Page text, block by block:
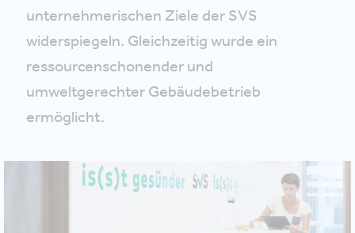
unternehmerischen Ziele der SVS
widerspiegeln. Gleichzeitig wurde ein
ressourcenschonender und
umweltgerechter Gebäudebetrieb
ermöglicht.